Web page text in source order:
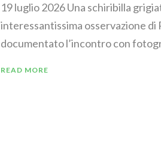
19 luglio 2026 Una schiribilla
interessantissima osservazione di
documentato l’incontro con
READ MORE